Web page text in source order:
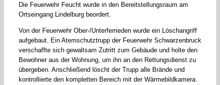
Die Feuerwehr Feucht wurde in den Bereitstellungsraum am
Ortseingang Lindelburg beordert.
Von der Feuerwehr Ober-/Unterferrieden wurde ein Löschangriff
aufgebaut. Ein Atemschutztrupp der Feuerwehr Schwarzenbruck
verschaffte sich gewaltsam Zutritt zum Gebäude und holte den
Bewohner aus der Wohnung, um ihn an den Rettungsdienst zu
übergeben. Anschließend löscht der Trupp alle Brände und
kontrollierte den kompletten Bereich mit der Wärmebildkamera.